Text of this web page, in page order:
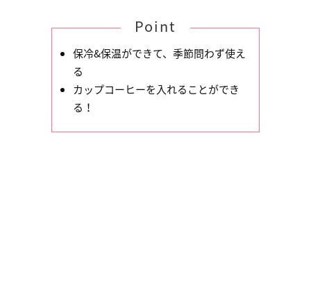
Point
保冷&保温ができて、季節問わず使え
る
カップコーヒーを入れることができ
る！